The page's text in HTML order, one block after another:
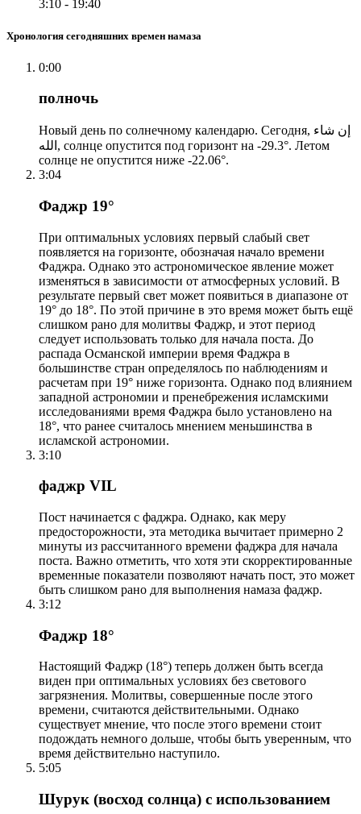
3:10 - 19:40
Хронология сегодняшних времен намаза
0:00
полночь
Новый день по солнечному календарю. Сегодня, إن شاء
الله, солнце опустится под горизонт на -29.3°. Летом
солнце не опустится ниже -22.06°.
3:04
Фаджр 19°
При оптимальных условиях первый слабый свет
появляется на горизонте, обозначая начало времени
Фаджра. Однако это астрономическое явление может
изменяться в зависимости от атмосферных условий. В
результате первый свет может появиться в диапазоне от
19° до 18°. По этой причине в это время может быть ещё
слишком рано для молитвы Фаджр, и этот период
следует использовать только для начала поста. До
распада Османской империи время Фаджра в
большинстве стран определялось по наблюдениям и
расчетам при 19° ниже горизонта. Однако под влиянием
западной астрономии и пренебрежения исламскими
исследованиями время Фаджра было установлено на
18°, что ранее считалось мнением меньшинства в
исламской астрономии.
3:10
фаджр VIL
Пост начинается с фаджра. Однако, как меру
предосторожности, эта методика вычитает примерно 2
минуты из рассчитанного времени фаджра для начала
поста. Важно отметить, что хотя эти скорректированные
временные показатели позволяют начать пост, это может
быть слишком рано для выполнения намаза фаджр.
3:12
Фаджр 18°
Настоящий Фаджр (18°) теперь должен быть всегда
виден при оптимальных условиях без светового
загрязнения. Молитвы, совершенные после этого
времени, считаются действительными. Однако
существует мнение, что после этого времени стоит
подождать немного дольше, чтобы быть уверенным, что
время действительно наступило.
5:05
Шурук (восход солнца) с использованием